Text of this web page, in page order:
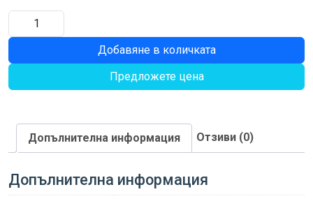
количество
за
Добавяне в количката
Предложете цена
Допълнителна информация Отзиви (0)
Допълнителна информация